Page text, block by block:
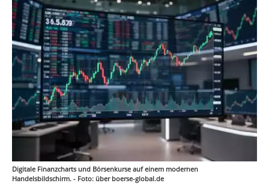
Digitale Finanzcharts und Börsenkurse auf einem modernen
Handelsbildschirm. - Foto: über boerse-global.de